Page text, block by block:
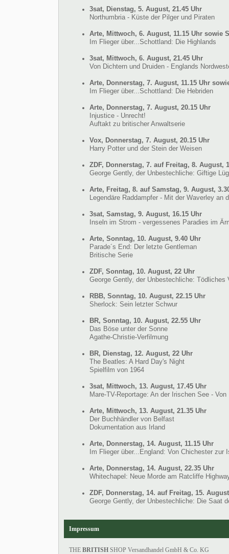
3sat, Dienstag, 5. August, 21.45 Uhr
Northumbria - Küste der Pilger und Piraten
Arte, Mittwoch, 6. August, 11.15 Uhr sowie
Im Flieger über...Schottland: Die Highlands
3sat, Mittwoch, 6. August, 21.45 Uhr
Von Dichtern und Druiden - Englands
Arte, Donnerstag, 7. August, 11.15 Uhr
Im Flieger über...Schottland: Die Hebriden
Arte, Donnerstag, 7. August, 20.15 Uhr
Injustice - Unrecht!
Auftakt zu britischer Anwaltserie
Vox, Donnerstag, 7. August, 20.15 Uhr
Harry Potter und der Stein der Weisen
ZDF, Donnerstag, 7. auf Freitag, 8. August,
George Gently, der Unbestechliche: Giftige
Arte, Freitag, 8. auf Samstag, 9. August,
Legendäre Raddampfer - Mit der Waverley an
3sat, Samstag, 9. August, 16.15 Uhr
Inseln im Strom - vergessenes Paradies im
Arte, Sonntag, 10. August, 9.40 Uhr
Parade´s End: Der letzte Gentleman
Britische Serie
ZDF, Sonntag, 10. August, 22 Uhr
George Gently, der Unbestechliche: Tödliches
RBB, Sonntag, 10. August, 22.15 Uhr
Sherlock: Sein letzter Schwur
BR, Sonntag, 10. August, 22.55 Uhr
Das Böse unter der Sonne
Agathe-Christie-Verfilmung
BR, Dienstag, 12. August, 22 Uhr
The Beatles: A Hard Day's Night
Spielfilm von 1964
3sat, Mittwoch, 13. August, 17.45 Uhr
Mare-TV-Reportage: An der Irischen See -
Arte, Mittwoch, 13. August, 21.35 Uhr
Der Buchhändler von Belfast
Dokumentation aus Irland
Arte, Donnerstag, 14. August, 11.15 Uhr
Im Flieger über...England: Von Chichester zur
Arte, Donnerstag, 14. August, 22.35 Uhr
Whitechapel: Neue Morde am Ratcliffe
ZDF, Donnerstag, 14. auf Freitag, 15.
George Gently, der Unbestechliche: Die Saat
Impressum
THE BRITISHSHOP Versandhandel GmbH & Co. KG